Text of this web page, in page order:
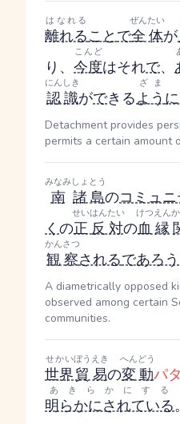
離れる
はなれる
ことで全体
ぜんたい
が
り、 今度
こんど
はそれで、
認識
にんしき
ができるよう
ざま
Detachment provides
permits a certain amount
南
みなみ
諸島
しょとう
のコミュ
くの正反対
せいはんたい
の血縁
けつえん
観察
かんさつ
されるであろう
A diametrically opposed
observed among certain
communities.
世界
せかい
貿易
ぼうえき
の変動
へんどう
パ
明らかにされている
あきらかにする
。